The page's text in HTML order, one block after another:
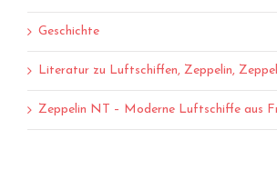
Geschichte
Literatur zu Luftschiffen, Zeppelin,
Zeppelin NT – Moderne Luftschiffe aus